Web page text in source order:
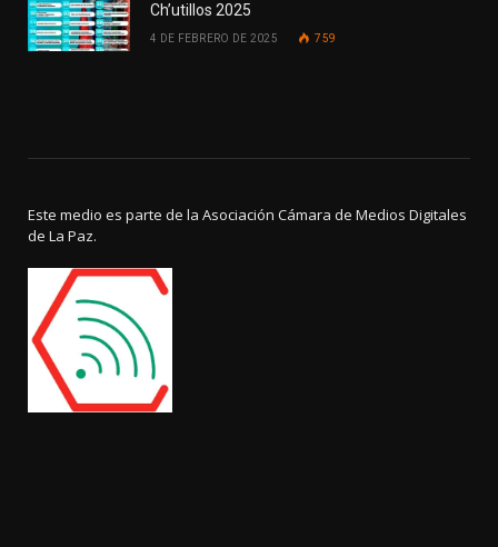
Ch’utillos 2025
4 DE FEBRERO DE 2025 759
Este medio es parte de la Asociación Cámara de Medios Digitales
de La Paz.